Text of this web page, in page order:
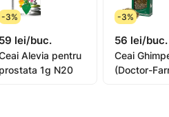
-3%
59 lei/buc.
Alevia pentru
prostata 1g N20
-3%
56 lei/buc.
Ceai
(Doctor-